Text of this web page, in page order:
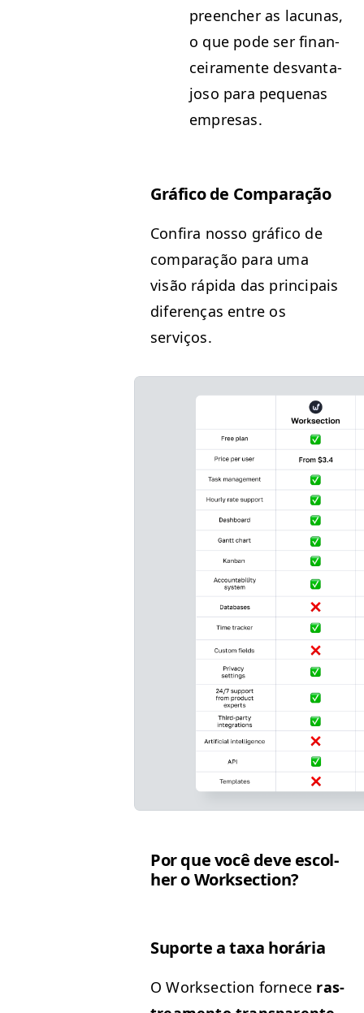
preencher as lacu­nas,
o que pode ser finan­
ceira­mente desvan­ta­
joso para peque­nas
empresas.
Grá­fi­co de Comparação
Con­fi­ra nos­so grá­fi­co de
com­para­ção para uma
visão ráp­i­da das prin­ci­pais
difer­enças entre os
serviços.
Por que você deve escol­
her o Worksection?
Suporte a taxa horária
O Work­sec­tion fornece ras­